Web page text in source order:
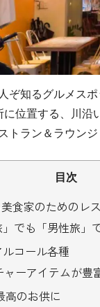
ぞ知るグルメス
に位置する、川沿
トラン＆ラウン
目次
食家のためのレ
」でも「男性旅」
コール各種
ャーアイテムが豊
高のお供に